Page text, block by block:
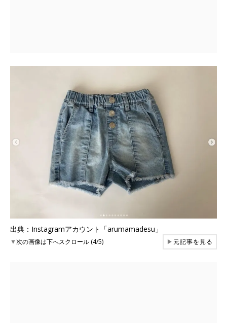
出典：Instagramアカウント「arumamadesu」
▼次の画像は下へスクロール (4/5) ▶元記事を見る